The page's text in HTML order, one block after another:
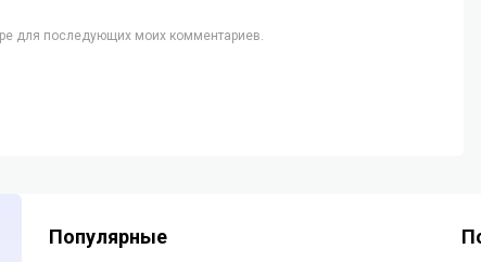
для последующих моих комментариев.
Популярные